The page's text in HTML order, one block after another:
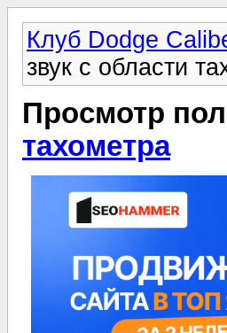
Клуб Dodge
звук с области
Просмотр
тахометра